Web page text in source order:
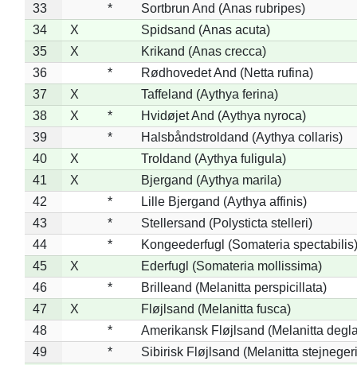
33
*
Sortbrun And (Anas rubripes)
34
X
Spidsand (Anas acuta)
35
X
Krikand (Anas crecca)
36
*
Rødhovedet And (Netta rufina)
37
X
Taffeland (Aythya ferina)
38
X *
Hvidøjet And (Aythya nyroca)
39
*
Halsbåndstroldand (Aythya collaris)
40
X
Troldand (Aythya fuligula)
41
X
Bjergand (Aythya marila)
42
*
Lille Bjergand (Aythya affinis)
43
*
Stellersand (Polysticta stelleri)
44
*
Kongeederfugl (Somateria spectabilis)
45
X
Ederfugl (Somateria mollissima)
46
*
Brilleand (Melanitta perspicillata)
47
X
Fløjlsand (Melanitta fusca)
48
*
Amerikansk Fløjlsand (Melanitta
49
*
Sibirisk Fløjlsand (Melanitta